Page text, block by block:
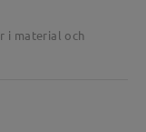
i material och